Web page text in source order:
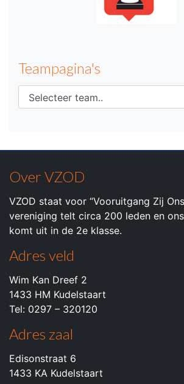
Teampagina's
Over VZOD
VZOD staat voor “Vooruitgang Zij
vereniging telt circa 200 leden en
komt uit in de 2e klasse.
Adres veld
Wim Kan Dreef 2
1433 HM Kudelstaart
Tel: 0297 – 320120
Adres zaal
Edisonstraat 6
1433 KA Kudelstaart